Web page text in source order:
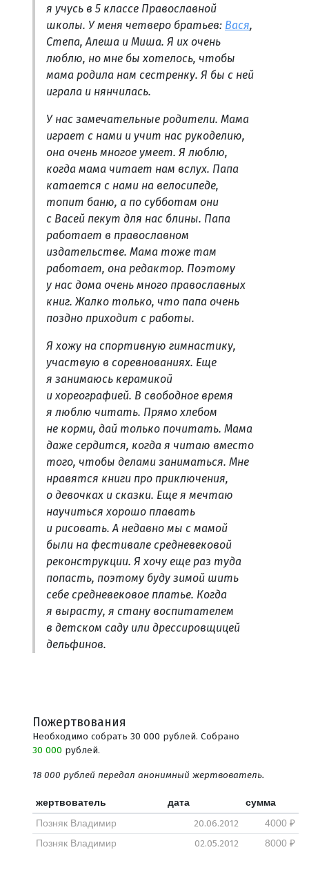
я учусь в 5 классе Православной
школы. У меня четверо братьев: Вася,
Степа, Алеша и Миша. Я их очень
люблю, но мне бы хотелось, чтобы
мама родила нам сестренку. Я бы с ней
играла и нянчилась.
У нас замечательные родители. Мама
играет с нами и учит нас рукоделию,
она очень многое умеет. Я люблю,
когда мама читает нам вслух. Папа
катается с нами на велосипеде,
топит баню, а по субботам они
с Васей пекут для нас блины. Папа
работает в православном
издательстве. Мама тоже там
работает, она редактор. Поэтому
у нас дома очень много православных
книг. Жалко только, что папа очень
поздно приходит с работы.
Я хожу на спортивную гимнастику,
участвую в соревнованиях. Еще
я занимаюсь керамикой
и хореографией. В свободное время
я люблю читать. Прямо хлебом
не корми, дай только почитать. Мама
даже сердится, когда я читаю вместо
того, чтобы делами заниматься. Мне
нравятся книги про приключения,
о девочках и сказки. Еще я мечтаю
научиться хорошо плавать
и рисовать. А недавно мы с мамой
были на фестивале средневековой
реконструкции. Я хочу еще раз туда
попасть, поэтому буду зимой шить
себе средневековое платье. Когда
я вырасту, я стану воспитателем
в детском саду или дрессировщицей
дельфинов.
Пожертвования
Необходимо собрать 30 000 рублей. Собрано
30 000 рублей.
18 000 рублей передал анонимный жертвователь.
жертвователь дата
сумма
Позняк Владимир
20.06.2012
4000 ₽
Позняк Владимир
02.05.2012 8000 ₽